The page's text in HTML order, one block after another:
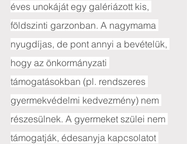
éves unokáját egy galériázott kis,
földszinti garzonban. A nagymama
nyugdíjas, de pont annyi a bevételük,
hogy az önkormányzati
támogatásokban (pl. rendszeres
gyermekvédelmi kedvezmény) nem
részesülnek. A gyermeket szülei nem
támogatják, édesanyja kapcsolatot